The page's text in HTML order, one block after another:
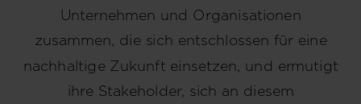
Unternehmen und Organisationen
zusammen, die sich entschlossen für eine
nachhaltige Zukunft einsetzen, und ermutigt
ihre Stakeholder, sich an diesem